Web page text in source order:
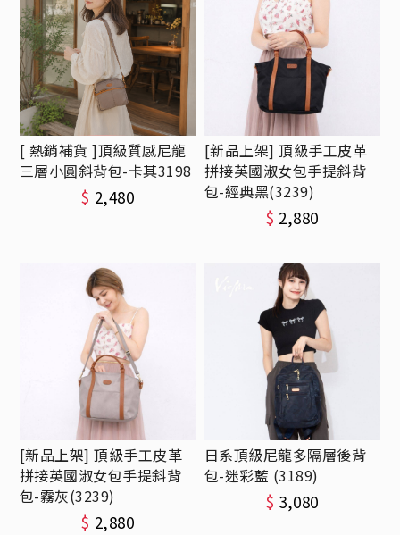
[ 熱銷補貨 ]頂級質感尼龍
三層小圓斜背包-卡其3198
$ 2,480
[新品上架] 頂級手工皮革
拼接英國淑女包手提斜背
包-經典黑(3239)
$ 2,880
[新品上架] 頂級手工皮革
拼接英國淑女包手提斜背
包-霧灰(3239)
$ 2,880
日系頂級尼龍多隔層後背
包-迷彩藍 (3189)
$ 3,080